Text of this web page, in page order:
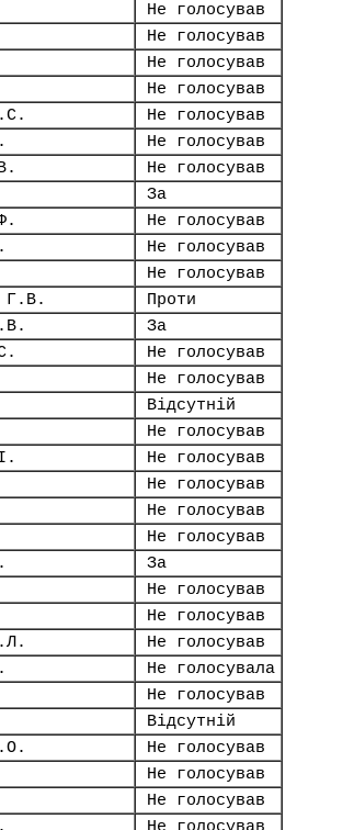
Не голосував
Не голосував
Не голосував
Не голосував
Не голосував
Не голосував
Не голосував
За
Не голосував
Не голосував
Не голосував
Г.В.
Проти
За
Не голосував
Не голосував
Відсутній
Не голосував
Не голосував
Не голосував
Не голосував
Не голосував
За
Не голосував
Не голосував
Не голосував
Не голосувала
Не голосував
Відсутній
Не голосував
Не голосував
Не голосував